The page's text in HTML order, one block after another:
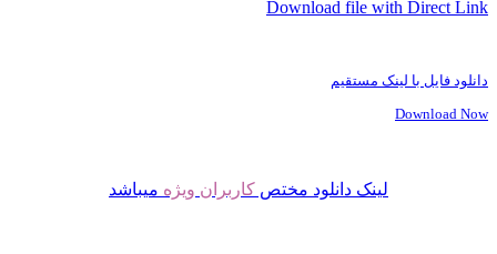
Download file with Direct Link
دانلود فایل با لینک مستقیم
Download Now
لینک دانلود مختص کاربران ویژه میباشد